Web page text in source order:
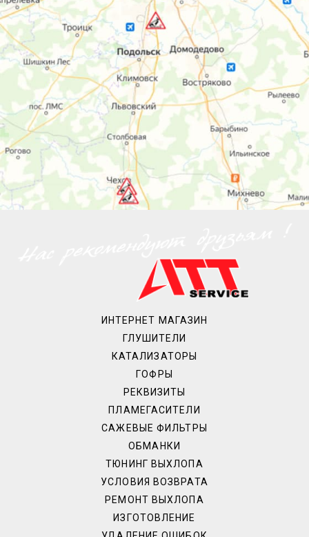
ИНТЕРНЕТ МАГАЗИН
ГЛУШИТЕЛИ
КАТАЛИЗАТОРЫ
ГОФРЫ
РЕКВИЗИТЫ
ПЛАМЕГАСИТЕЛИ
САЖЕВЫЕ ФИЛЬТРЫ
ОБМАНКИ
ТЮНИНГ ВЫХЛОПА
УСЛОВИЯ ВОЗВРАТА
РЕМОНТ ВЫХЛОПА
ИЗГОТОВЛЕНИЕ